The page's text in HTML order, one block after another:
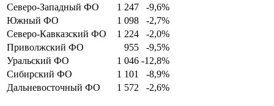
Северо-Западный ФО
1 247
-9,6%
Южный ФО
1 098
-2,7%
Северо-Кавказский ФО
1 224
-2,0%
Приволжский ФО
955
-9,5%
Уральский ФО
1 046 -12,8%
Сибирский ФО
1 101
-8,9%
Дальневосточный ФО
1 572 -2,6%